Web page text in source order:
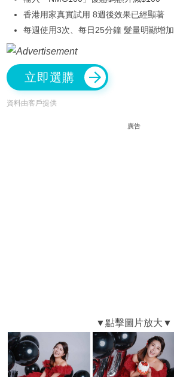
香港用家真實試用 8週後效果已經顯著
每週使用3次、每日25分鐘 髮量明顯增加
立即選購
資料由客戶提供
廣告